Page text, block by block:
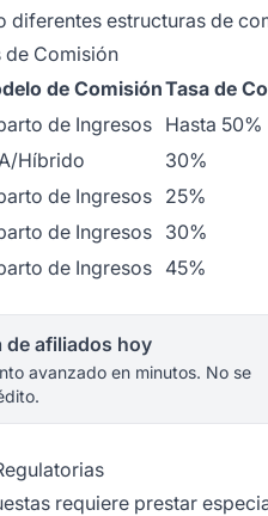
diferentes estructuras de
de Comisión
de ComisiónTasa de
de Ingresos
Hasta 50%
Híbrido
30%
de Ingresos
25%
de Ingresos
30%
de Ingresos 45%
de afiliados hoy
avanzado en minutos. No se
requiere prestar